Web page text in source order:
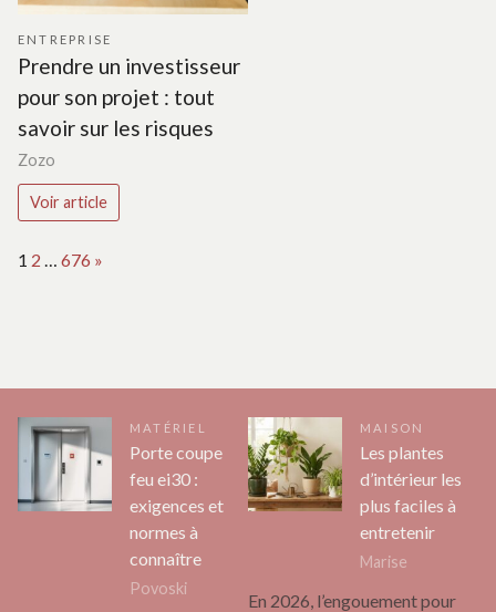
ENTREPRISE
Prendre un investisseur
pour son projet : tout
savoir sur les risques
Zozo
Voir article
Page:
1 2 … 676 Next
»
MATÉRIEL
Porte coupe
feu ei30 :
exigences et
normes à
connaître
Povoski
MAISON
Les plantes
d’intérieur les
plus faciles à
entretenir
Marise
En 2026, l’engouement pour